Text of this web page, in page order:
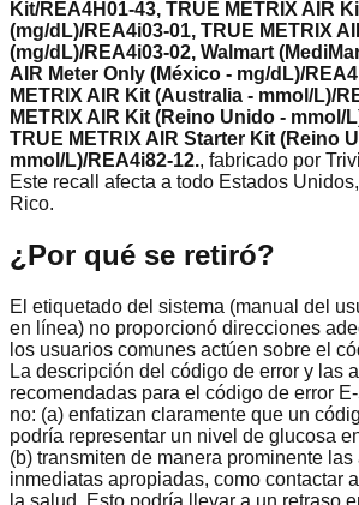
Kit/REA4H01-43, TRUE METRIX AIR
(mg/dL)/REA4i03-01, TRUE METRIX
(mg/dL)/REA4i03-02, Walmart
AIR Meter Only (México - mg/dL)/
METRIX AIR Kit (Australia - mmol/L)/
METRIX AIR Kit (Reino Unido - mmol/
TRUE METRIX AIR Starter Kit (Reino
mmol/L)/REA4i82-12., fabricado por
Este recall afecta a todo Estados
Rico.
¿Por qué se retiró?
El etiquetado del sistema (manual del
en línea) no proporcionó direcciones
los usuarios comunes actúen sobre el
La descripción del código de error y las
recomendadas para el código de error
no: (a) enfatizan claramente que un
podría representar un nivel de glucosa
(b) transmiten de manera prominente
inmediatas apropiadas, como contactar
la salud. Esto podría llevar a un retraso